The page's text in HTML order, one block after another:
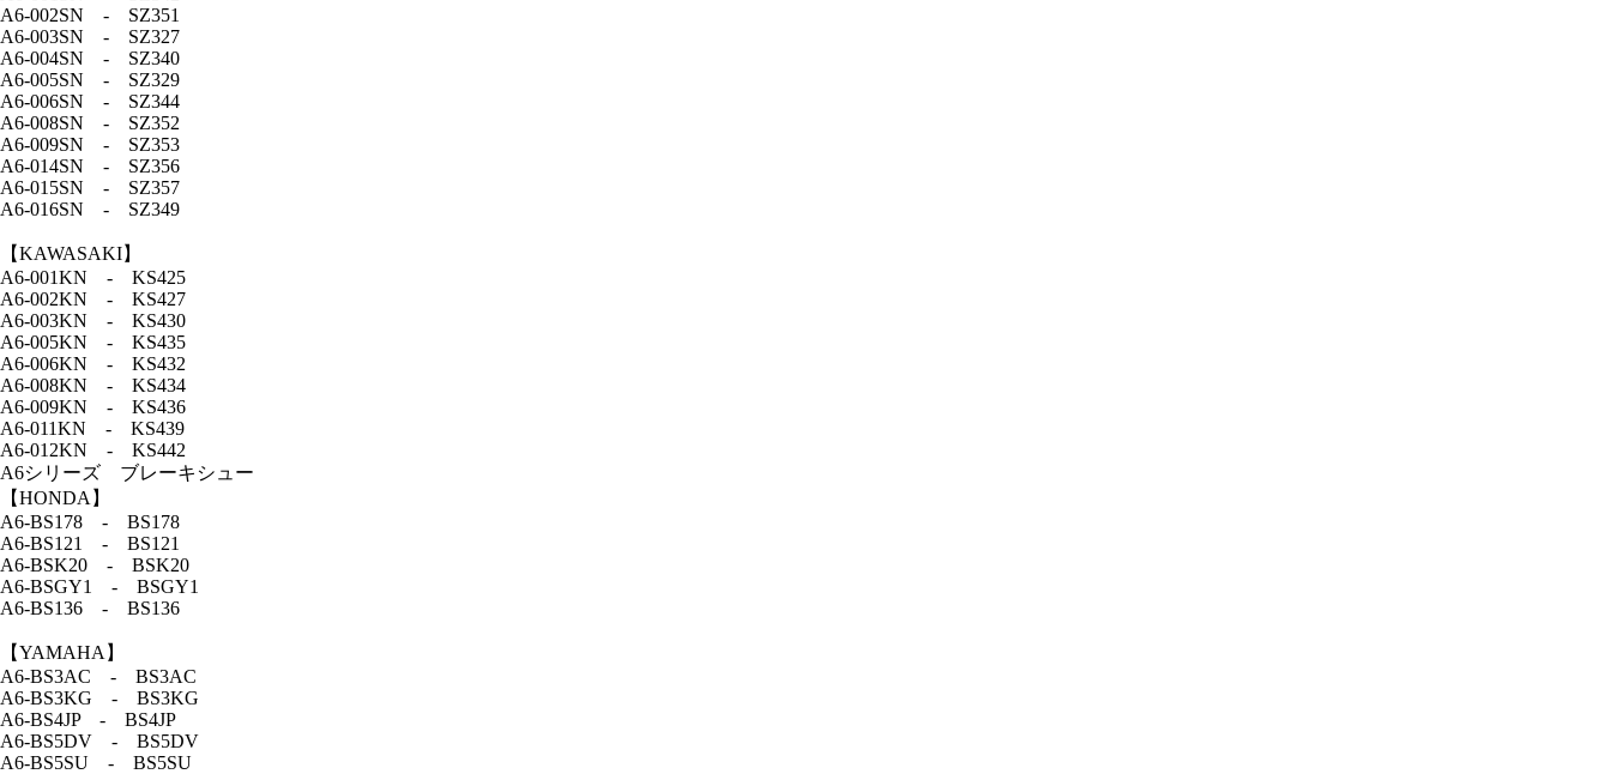
A6-002SN - SZ351
A6-003SN - SZ327
A6-004SN - SZ340
A6-005SN - SZ329
A6-006SN - SZ344
A6-008SN - SZ352
A6-009SN - SZ353
A6-014SN - SZ356
A6-015SN - SZ357
A6-016SN - SZ349
【KAWASAKI】
A6-001KN - KS425
A6-002KN - KS427
A6-003KN - KS430
A6-005KN - KS435
A6-006KN - KS432
A6-008KN - KS434
A6-009KN - KS436
A6-011KN - KS439
A6-012KN - KS442
A6シリーズ ブレーキシュー
【HONDA】
A6-BS178 - BS178
A6-BS121 - BS121
A6-BSK20 - BSK20
A6-BSGY1 - BSGY1
A6-BS136 - BS136
【YAMAHA】
A6-BS3AC - BS3AC
A6-BS3KG - BS3KG
A6-BS4JP - BS4JP
A6-BS5DV - BS5DV
A6-BS5SU - BS5SU